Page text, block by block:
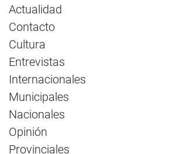
Actualidad
Contacto
Cultura
Entrevistas
Internacionales
Municipales
Nacionales
Opinión
Provinciales